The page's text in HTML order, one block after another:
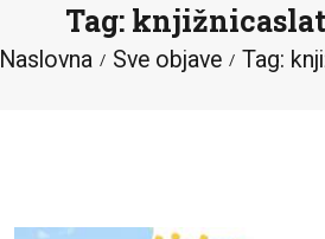
Tag:
Naslovna Sve objave Tag:
KATALOG